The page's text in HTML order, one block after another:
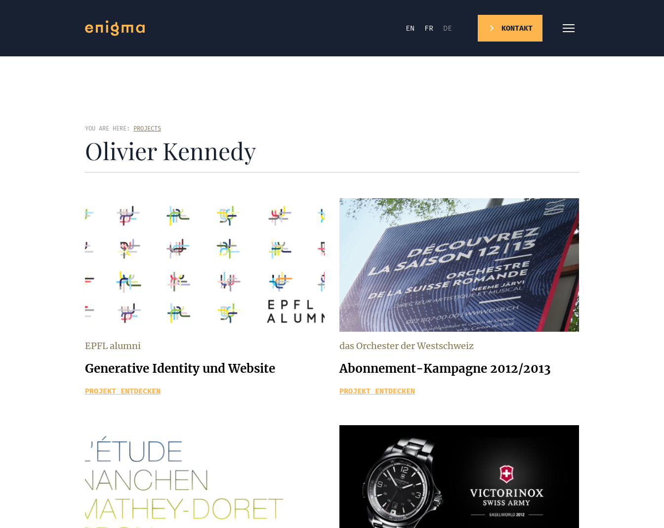
EN FR DE KONTAKT
YOU ARE HERE: PROJECTS
Olivier Kennedy
EPFL alumni
Generative Identity und Website
PROJEKT ENTDECKEN
das Orchester der Westschweiz
Abonnement-Kampagne 2012/2013
PROJEKT ENTDECKEN